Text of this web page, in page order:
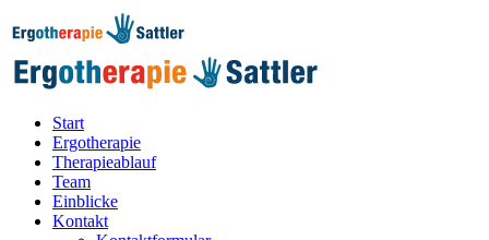
Start
Ergotherapie
Therapieablauf
Team
Einblicke
Kontakt